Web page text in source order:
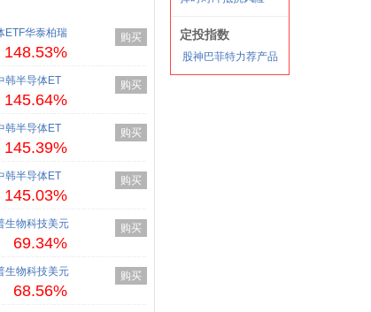
ETF华泰柏瑞
148.53%
购买
韩半导体ET
145.64%
购买
韩半导体ET
145.39%
购买
韩半导体ET
145.03%
购买
生物科技美元
69.34%
购买
生物科技美元
68.56%
购买